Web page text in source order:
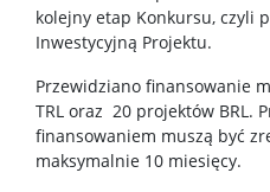
Seminaria
Konferencje
Stopnie i tytuły
kolejny etap Konkursu, czyli
Inwestycyjną Projektu.
Przewidziano finansowanie
TRL oraz 20 projektów BRL.
finansowaniem muszą być
maksymalnie 10 miesięcy.